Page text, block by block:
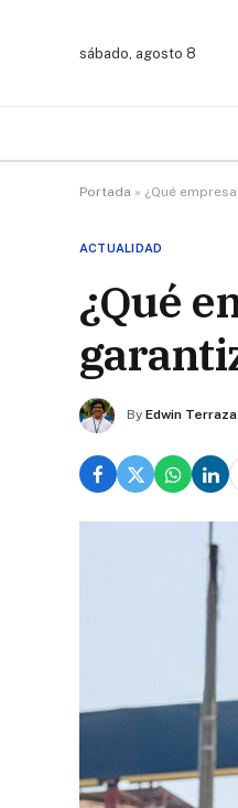
sábado, agosto 8
Portada » ¿Qué
ACTUALIDAD
¿Qué
By Edwin